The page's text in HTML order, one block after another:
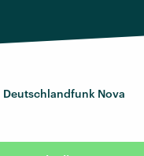
Deutschlandfunk Nova